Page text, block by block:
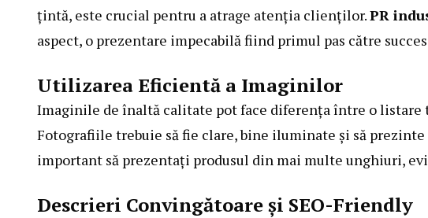
țintă, este crucial pentru a atrage atenția clienților.PR
aspect, o prezentare impecabilă fiind primul pas către
Utilizarea Eficientă a Imaginilor
Imaginile de înaltă calitate pot face diferența între o listare
Fotografiile trebuie să fie clare, bine iluminate și să
important să prezentați produsul din mai multe unghiuri,
Descrieri Convingătoare și SEO-Friendly